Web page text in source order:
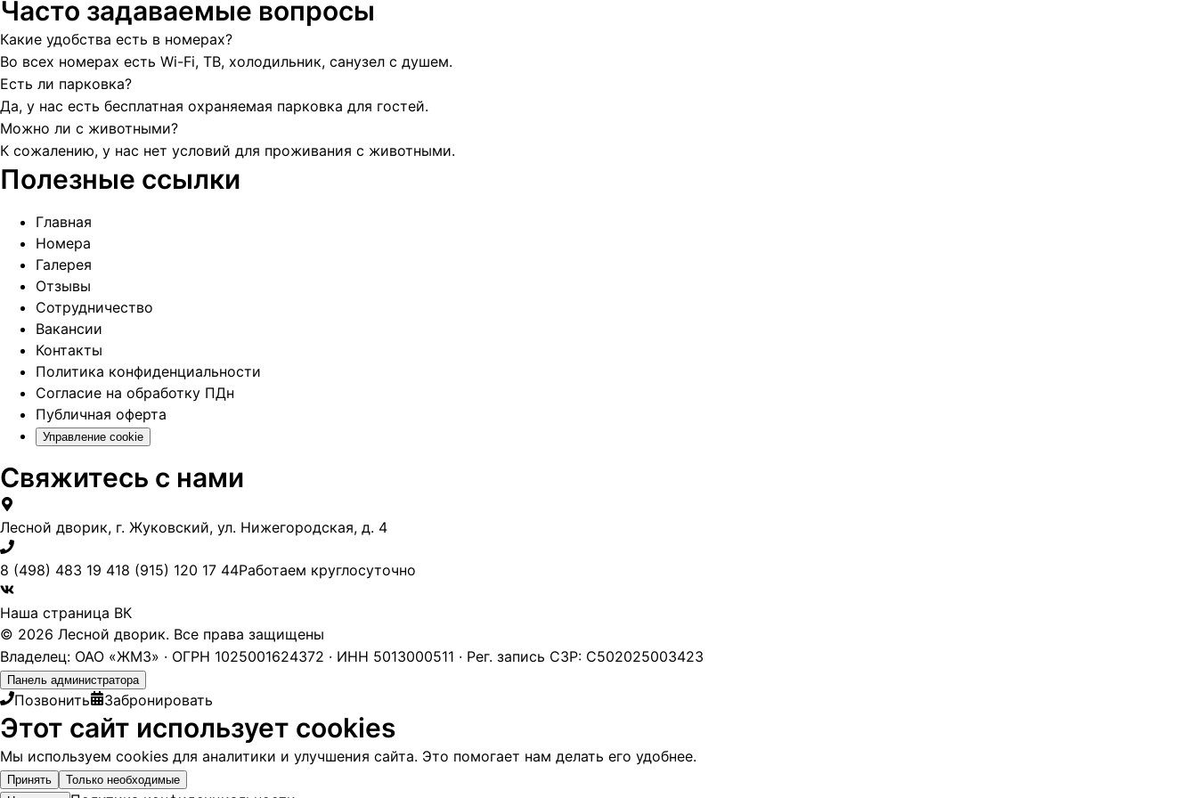
Часто задаваемые вопросы
Какие удобства есть в номерах?
Во всех номерах есть Wi-Fi, ТВ, холодильник, санузел с душем.
Есть ли парковка?
Да, у нас есть бесплатная охраняемая парковка для гостей.
Можно ли с животными?
К сожалению, у нас нет условий для проживания с животными.
Полезные ссылки
Главная
Номера
Галерея
Отзывы
Сотрудничество
Вакансии
Контакты
Политика конфиденциальности
Согласие на обработку ПДн
Публичная оферта
Управление cookie
Свяжитесь с нами
Лесной дворик, г. Жуковский, ул. Нижегородская, д. 4
8 (498) 483 19 418 (915) 120 17 44Работаем круглосуточно
Наша страница ВК
© 2026 Лесной дворик. Все права защищены
Владелец: ОАО «ЖМЗ» · ОГРН 1025001624372 · ИНН 5013000511 · Рег. запись СЗР: С502025003423
Панель администратора
Позвонить Забронировать
Этот сайт использует cookies
Мы используем cookies для аналитики и улучшения сайта. Это помогает нам делать его удобнее.
Принять
Только необходимые